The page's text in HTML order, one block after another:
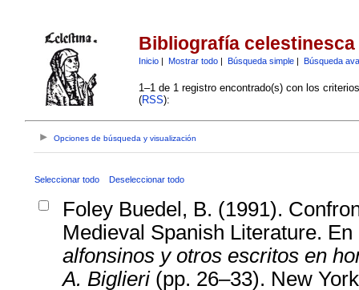
Bibliografía celestinesca
Inicio| Mostrar todo| Búsqueda simple| Búsqueda
1–1 de 1 registro encontrado(s) con los
(RSS):
Opciones de búsqueda y visualización
Seleccionar todo Deseleccionar todo
Foley Buedel, B. (1991).
Medieval Spanish Literature.
alfonsinos y otros escritos en
A. Biglieri(pp. 26–33). New